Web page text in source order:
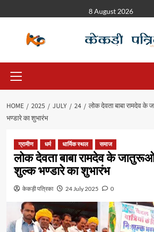
8 August 2026
HOME 2025 JULY 24
लोक देवता बाबा रामदेव
भण्डारे का शुभारंभ
ग्रामीण धर्म धार्मिक स्थल समाज
लोक देवता बाबा रामदेव के
शुल्क भण्डारे का शुभारंभ
केकड़ी पत्रिका 24 July 2025 0